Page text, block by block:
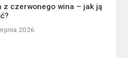
z czerwonego wina – jak ją
2026